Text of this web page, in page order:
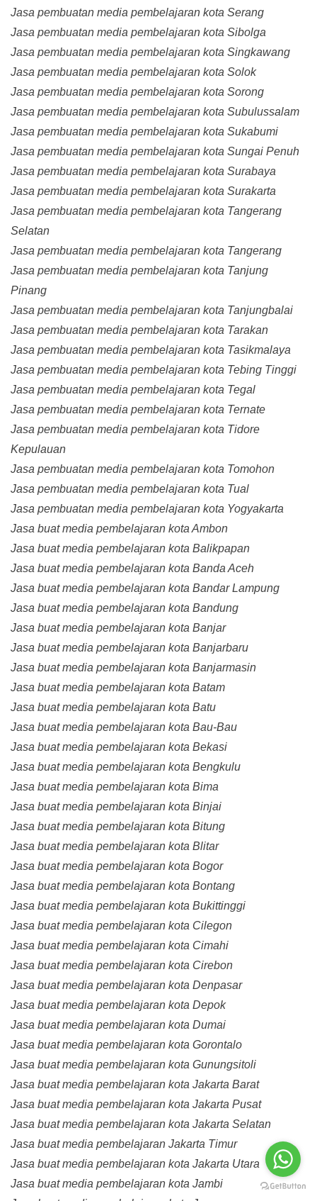
Jasa pembuatan media pembelajaran kota Serang
Jasa pembuatan media pembelajaran kota Sibolga
Jasa pembuatan media pembelajaran kota Singkawang
Jasa pembuatan media pembelajaran kota Solok
Jasa pembuatan media pembelajaran kota Sorong
Jasa pembuatan media pembelajaran kota Subulussalam
Jasa pembuatan media pembelajaran kota Sukabumi
Jasa pembuatan media pembelajaran kota Sungai Penuh
Jasa pembuatan media pembelajaran kota Surabaya
Jasa pembuatan media pembelajaran kota Surakarta
Jasa pembuatan media pembelajaran kota Tangerang
Selatan
Jasa pembuatan media pembelajaran kota Tangerang
Jasa pembuatan media pembelajaran kota Tanjung
Pinang
Jasa pembuatan media pembelajaran kota Tanjungbalai
Jasa pembuatan media pembelajaran kota Tarakan
Jasa pembuatan media pembelajaran kota Tasikmalaya
Jasa pembuatan media pembelajaran kota Tebing Tinggi
Jasa pembuatan media pembelajaran kota Tegal
Jasa pembuatan media pembelajaran kota Ternate
Jasa pembuatan media pembelajaran kota Tidore
Kepulauan
Jasa pembuatan media pembelajaran kota Tomohon
Jasa pembuatan media pembelajaran kota Tual
Jasa pembuatan media pembelajaran kota Yogyakarta
Jasa buat media pembelajaran kota Ambon
Jasa buat media pembelajaran kota Balikpapan
Jasa buat media pembelajaran kota Banda Aceh
Jasa buat media pembelajaran kota Bandar Lampung
Jasa buat media pembelajaran kota Bandung
Jasa buat media pembelajaran kota Banjar
Jasa buat media pembelajaran kota Banjarbaru
Jasa buat media pembelajaran kota Banjarmasin
Jasa buat media pembelajaran kota Batam
Jasa buat media pembelajaran kota Batu
Jasa buat media pembelajaran kota Bau-Bau
Jasa buat media pembelajaran kota Bekasi
Jasa buat media pembelajaran kota Bengkulu
Jasa buat media pembelajaran kota Bima
Jasa buat media pembelajaran kota Binjai
Jasa buat media pembelajaran kota Bitung
Jasa buat media pembelajaran kota Blitar
Jasa buat media pembelajaran kota Bogor
Jasa buat media pembelajaran kota Bontang
Jasa buat media pembelajaran kota Bukittinggi
Jasa buat media pembelajaran kota Cilegon
Jasa buat media pembelajaran kota Cimahi
Jasa buat media pembelajaran kota Cirebon
Jasa buat media pembelajaran kota Denpasar
Jasa buat media pembelajaran kota Depok
Jasa buat media pembelajaran kota Dumai
Jasa buat media pembelajaran kota Gorontalo
Jasa buat media pembelajaran kota Gunungsitoli
Jasa buat media pembelajaran kota Jakarta Barat
Jasa buat media pembelajaran kota Jakarta Pusat
Jasa buat media pembelajaran kota Jakarta Selatan
Jasa buat media pembelajaran Jakarta Timur
Jasa buat media pembelajaran kota Jakarta Utara
Jasa buat media pembelajaran kota Jambi